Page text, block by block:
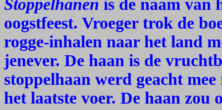
Stoppelhanen is de naam van
oogstfeest. Vroeger trok de
rogge-inhalen naar het land
jenever. De haan is de
stoppelhaan werd geacht
het laatste voer. De haan zou